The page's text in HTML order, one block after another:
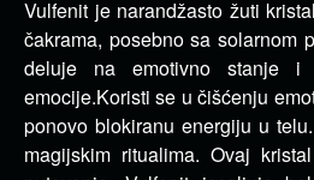
Vulfenit je narandžasto žuti
čakrama, posebno sa solarnom
deluje na emotivno stanje i
emocije.Koristi se u čišćenju
ponovo blokiranu energiju u
magijskim ritualima. Ovaj